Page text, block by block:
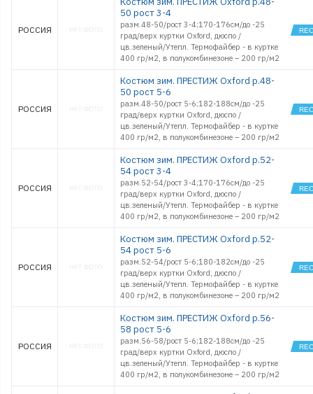
РОССИЯ
50 рост 3-4
разм.48-50/рост 3-4;170-176см/до -25
град/верх куртки Oxford, дюспо /
цв.зеленый/Утепл. Термофайбер - в куртке
400 гр/м2, в полукомбинезоне – 200 гр/м2
РОССИЯ
Костюм зим. ПРЕСТИЖ Oxford р.48-
50 рост 5-6
разм.48-50/рост 5-6;182-188см/до -25
град/верх куртки Oxford, дюспо /
цв.зеленый/Утепл. Термофайбер - в куртке
400 гр/м2, в полукомбинезоне – 200 гр/м2
РОССИЯ
Костюм зим. ПРЕСТИЖ Oxford р.52-
54 рост 3-4
разм.52-54/рост 3-4;170-176см/до -25
град/верх куртки Oxford, дюспо /
цв.зеленый/Утепл. Термофайбер - в куртке
400 гр/м2, в полукомбинезоне – 200 гр/м2
РОССИЯ
Костюм зим. ПРЕСТИЖ Oxford р.52-
54 рост 5-6
разм.52-54/рост 5-6;180-182см/до -25
град/верх куртки Oxford, дюспо /
цв.зеленый/Утепл. Термофайбер - в куртке
400 гр/м2, в полукомбинезоне – 200 гр/м2
РОССИЯ
Костюм зим. ПРЕСТИЖ Oxford р.56-
58 рост 5-6
разм.56-58/рост 5-6;182-188см/до -25
град/верх куртки Oxford, дюспо /
цв.зеленый/Утепл. Термофайбер - в куртке
400 гр/м2, в полукомбинезоне – 200 гр/м2